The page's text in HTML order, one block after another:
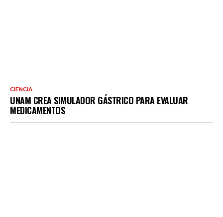
CIENCIA
UNAM CREA SIMULADOR GÁSTRICO PARA EVALUAR
MEDICAMENTOS